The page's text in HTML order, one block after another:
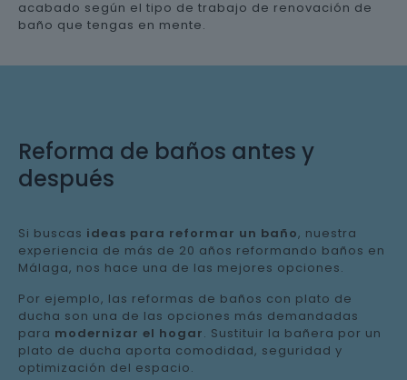
acabado según el tipo de trabajo de renovación de
baño que tengas en mente.
Reforma de baños antes y
después
Si buscas ideas para reformar un baño, nuestra
experiencia de más de 20 años reformando baños en
Málaga, nos hace una de las mejores opciones.
Por ejemplo, las reformas de baños con plato de
ducha son una de las opciones más demandadas
para modernizar el hogar. Sustituir la bañera por un
plato de ducha aporta comodidad, seguridad y
optimización del espacio.